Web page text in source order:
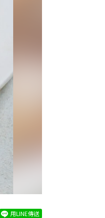
用LINE傳送